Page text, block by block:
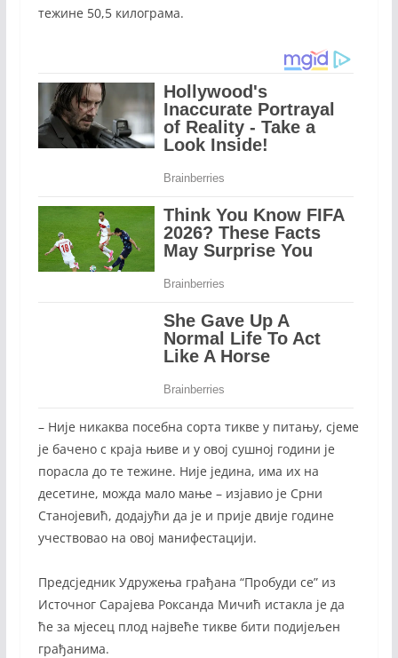
тежине 50,5 килограма.
– Није никаква посебна сорта тикве у питању, сјеме
је бачено с краја њиве и у овој сушној години је
порасла до те тежине. Није једина, има их на
десетине, можда мало мање – изјавио је Срни
Станојевић, додајући да је и прије двије године
учествовао на овој манифестацији.
Предсједник Удружења грађана “Пробуди се” из
Источног Сарајева Роксанда Мичић истакла је да
ће за мјесец плод највеће тикве бити подијељен
грађанима.